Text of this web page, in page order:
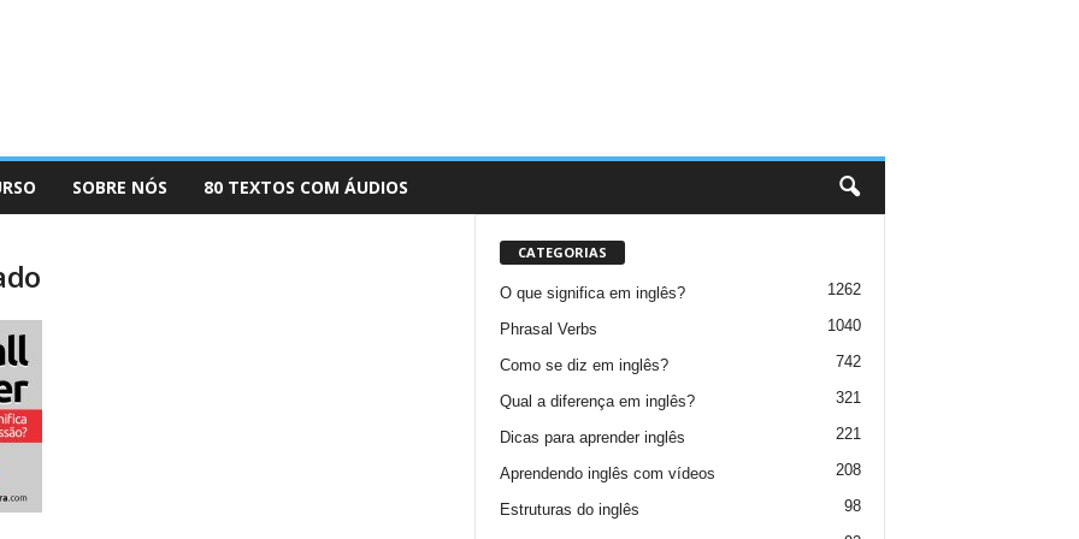
SOBRE NÓS 80 TEXTOS COM ÁUDIOS
CATEGORIAS
O que significa em inglês? 1262
Phrasal Verbs 1040
Como se diz em inglês? 742
Qual a diferença em inglês? 321
Dicas para aprender inglês 221
Aprendendo inglês com vídeos 208
Estruturas do inglês 98